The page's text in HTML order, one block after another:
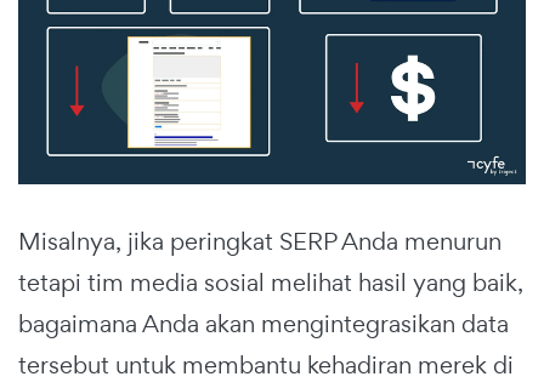
Misalnya, jika peringkat SERP Anda menurun
tetapi tim media sosial melihat hasil yang baik,
bagaimana Anda akan mengintegrasikan data
tersebut untuk membantu kehadiran merek di